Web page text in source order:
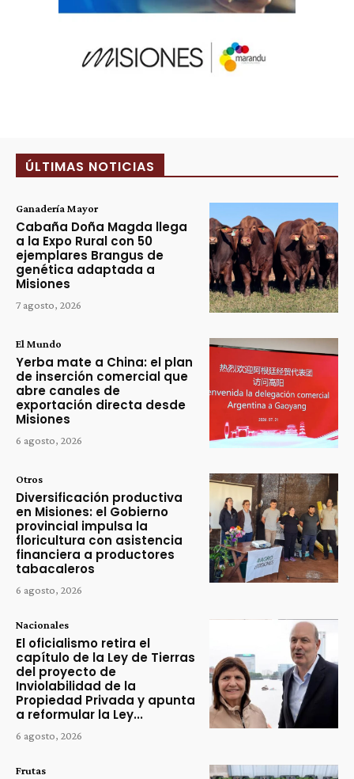
ÚLTIMAS NOTICIAS
Ganadería Mayor
Cabaña Doña Magda llega
a la Expo Rural con 50
ejemplares Brangus de
genética adaptada a
Misiones
7 agosto, 2026
El Mundo
Yerba mate a China: el plan
de inserción comercial que
abre canales de
exportación directa desde
Misiones
6 agosto, 2026
Otros
Diversificación productiva
en Misiones: el Gobierno
provincial impulsa la
floricultura con asistencia
financiera a productores
tabacaleros
6 agosto, 2026
Nacionales
El oficialismo retira el
capítulo de la Ley de Tierras
del proyecto de
Inviolabilidad de la
Propiedad Privada y apunta
a reformular la Ley...
6 agosto, 2026
Frutas